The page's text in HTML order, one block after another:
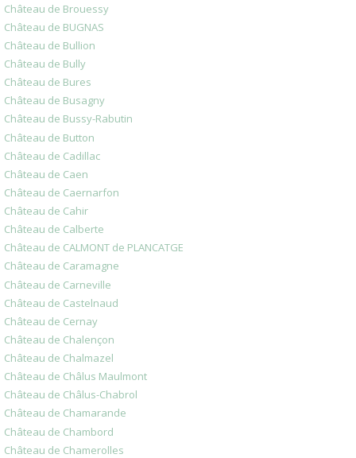
Château de Brouessy
Château de BUGNAS
Château de Bullion
Château de Bully
Château de Bures
Château de Busagny
Château de Bussy-Rabutin
Château de Button
Château de Cadillac
Château de Caen
Château de Caernarfon
Château de Cahir
Château de Calberte
Château de CALMONT de PLANCATGE
Château de Caramagne
Château de Carneville
Château de Castelnaud
Château de Cernay
Château de Chalençon
Château de Chalmazel
Château de Châlus Maulmont
Château de Châlus-Chabrol
Château de Chamarande
Château de Chambord
Château de Chamerolles